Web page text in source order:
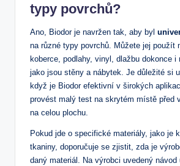
typy povrchů?
Ano, Biodor je navržen tak, aby byl
na různé typy povrchů. Můžete jej použít
koberce, podlahy, vinyl, dlažbu dokonce i
jako jsou stěny a nábytek. Je důležité si
když je Biodor efektivní v širokých
provést malý test na skrytém místě před
na celou plochu.
Pokud jde o specifické materiály, jako je
tkaniny, doporučuje se zjistit, zda je
daný materiál. Na výrobci uvedený návod